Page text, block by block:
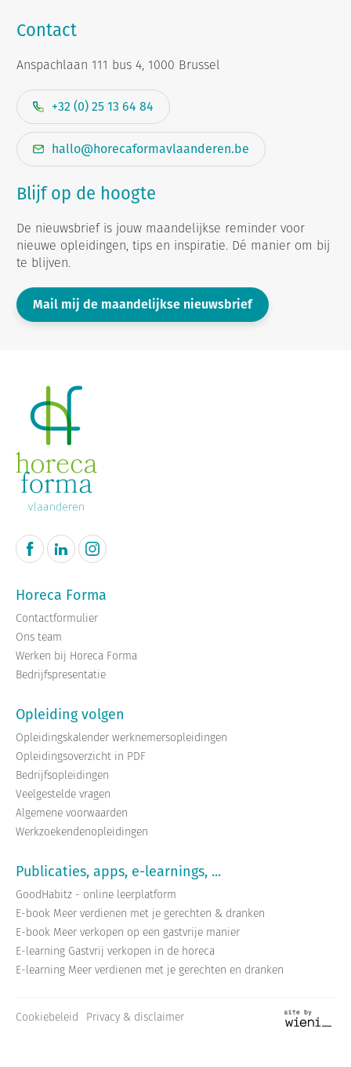
Contact
Anspachlaan 111 bus 4, 1000 Brussel
+32 (0) 25 13 64 84
hallo@horecaformavlaanderen.be
Blijf op de hoogte
De nieuwsbrief is jouw maandelijkse reminder voor
nieuwe opleidingen, tips en inspiratie. Dé manier om bij
te blijven.
Mail mij de maandelijkse nieuwsbrief
Horeca Forma
Contactformulier
Ons team
Werken bij Horeca Forma
Bedrijfspresentatie
Opleiding volgen
Opleidingskalender werknemersopleidingen
Opleidingsoverzicht in PDF
Bedrijfsopleidingen
Veelgestelde vragen
Algemene voorwaarden
Werkzoekendenopleidingen
Publicaties, apps, e-learnings, ...
GoodHabitz - online leerplatform
E-book Meer verdienen met je gerechten & dranken
E-book Meer verkopen op een gastvrije manier
E-learning Gastvrij verkopen in de horeca
E-learning Meer verdienen met je gerechten en dranken
Cookiebeleid Privacy & disclaimer
Site
by